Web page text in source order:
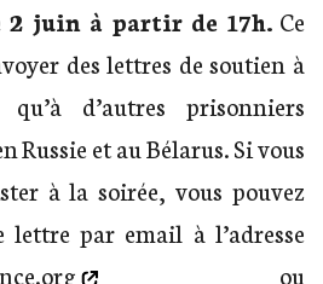
2 juin à partir de 17h. Ce
des lettres de soutien à
d’autres prisonniers
Russie et au Bélarus. Si vous
à la soirée, vous pouvez
lettre par email à l’adresse
ou